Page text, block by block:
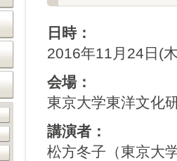
日時：
2016年11月24日(
会場：
東京大学東洋文化
講演者：
松方冬子（東京大